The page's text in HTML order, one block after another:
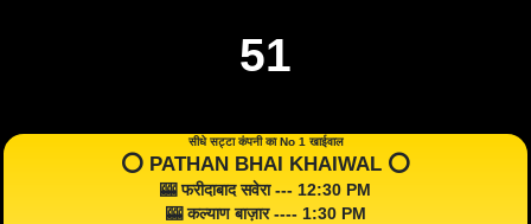
51
सीधे सट्टा कंपनी का No 1 खाईवाल
⭕️ PATHAN BHAI KHAIWAL ⭕️
🎰 फरीदाबाद सवेरा --- 12:30 PM
🎰 कल्याण बाज़ार ---- 1:30 PM